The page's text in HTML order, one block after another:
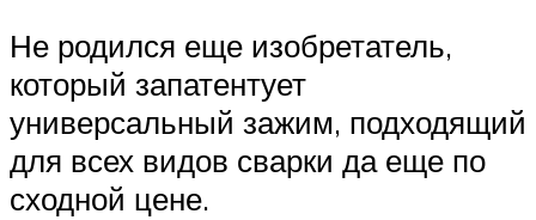
Не родился еще изобретатель,
который запатентует
универсальный зажим, подходящий
для всех видов сварки да еще по
сходной цене.